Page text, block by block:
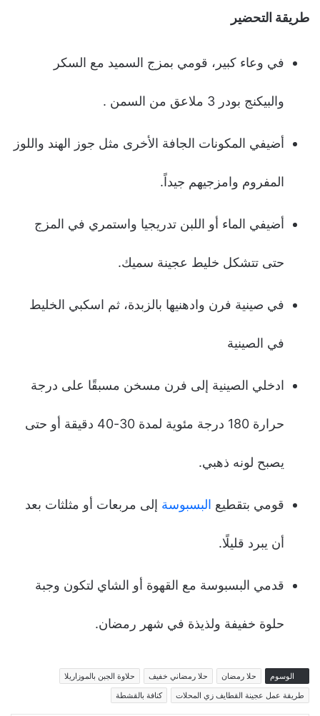
طريقة التحضير
في وعاء كبير، قومي بمزج السميد مع السكر
والبيكنج بودر 3 ملاعق من السمن .
أضيفي المكونات الجافة الأخرى مثل جوز الهند واللوز
المفروم وامزجيهم جيداً.
أضيفي الماء أو اللبن تدريجيا واستمري في المزج
حتى تتشكل خليط عجينة سميك.
في صينية فرن وادهنيها بالزبدة، ثم اسكبي الخليط
في الصينية
ادخلي الصينية إلى فرن مسخن مسبقًا على درجة
حرارة 180 درجة مئوية لمدة 30-40 دقيقة أو حتى
يصبح لونه ذهبي.
قومي بتقطيع البسبوسة إلى مربعات أو مثلثات بعد
أن يبرد قليلًا.
قدمي البسبوسة مع القهوة أو الشاي لتكون وجبة
حلوة خفيفة ولذيذة في شهر رمضان.
الوسوم حلا رمضان حلا رمضاني خفيف
حلاوة الجبن بالموزاريلا
طريقة عمل عجينة القطايف زي المحلات
كنافة بالقشطة